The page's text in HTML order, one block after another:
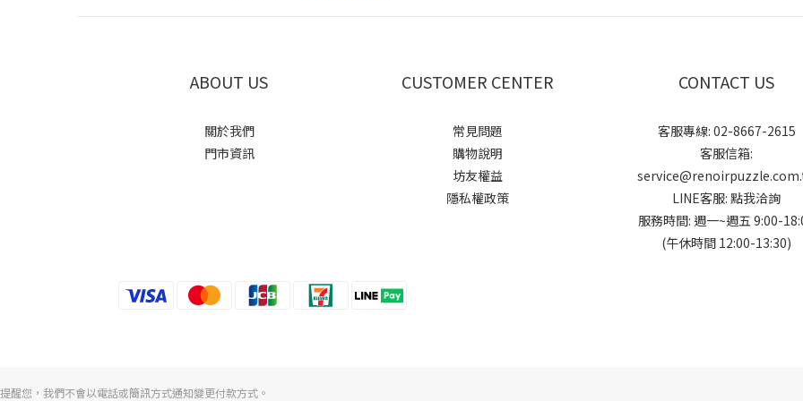
ABOUT US
關於我們
門市資訊
CUSTOMER CENTER
常見問題
購物說明
坊友權益
隱私權政策
CONTACT US
客服專線: 02-8667-2615
客服信箱:
LINE客服:點我洽詢
服務時間: 週一~週五 9:00-
(午休時間 12:00-13:30)
提醒您，我們不會以電話或簡訊方式通知變更付款方式。